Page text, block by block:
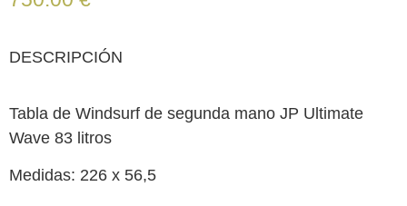
DESCRIPCIÓN
Tabla de Windsurf de segunda mano JP Ultimate
Wave 83 litros
Medidas: 226 x 56,5